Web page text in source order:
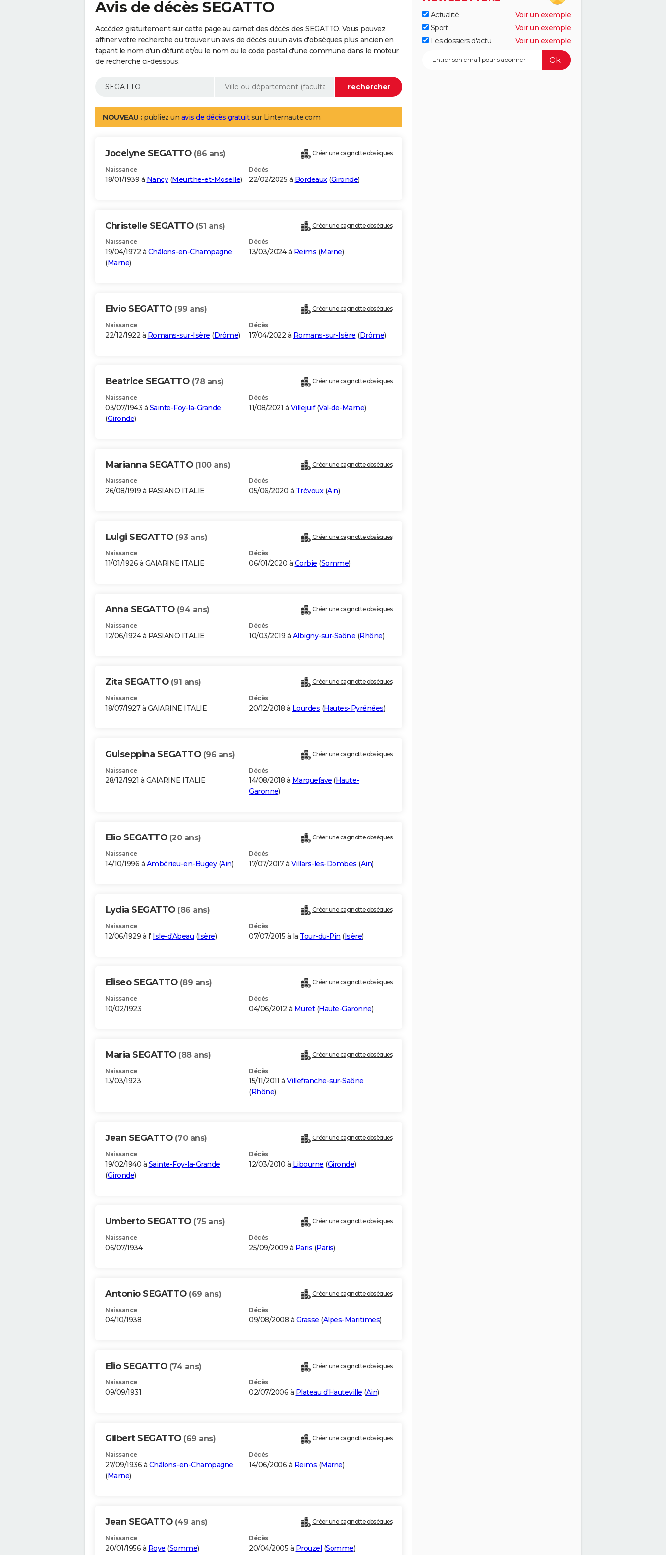
Avis de décès SEGATTO
Accédez gratuitement sur cette page au carnet des décès des SEGATTO. Vous pouvez
affiner votre recherche ou trouver un avis de décès ou un avis d'obsèques plus ancien en
tapant le nom d'un défunt et/ou le nom ou le code postal d'une commune dans le moteur
de recherche ci-dessous.
NOUVEAU : publiez un avis de décès gratuitsur Linternaute.com
Jocelyne SEGATTO (86 ans) Créer une cagnotte obsèques
Naissance
18/01/1939 à Nancy(Meurthe-et-Moselle)
Décès
22/02/2025 à Bordeaux(Gironde)
Christelle SEGATTO (51 ans) Créer une cagnotte obsèques
Naissance
19/04/1972 à Châlons-en-Champagne
(Marne)
Décès
13/03/2024 à Reims (Marne)
Elvio SEGATTO (99 ans) Créer une cagnotte obsèques
Naissance
22/12/1922 à Romans-sur-Isère (Drôme)
Décès
17/04/2022 à Romans-sur-Isère (Drôme)
Beatrice SEGATTO (78 ans) Créer une cagnotte obsèques
Naissance
03/07/1943 à Sainte-Foy-la-Grande
(Gironde)
Décès
11/08/2021 à Villejuif(Val-de-Marne)
Marianna SEGATTO (100 ans) Créer une cagnotte obsèques
Naissance
26/08/1919 à PASIANO ITALIE
Décès
05/06/2020 à Trévoux(Ain)
Luigi SEGATTO (93 ans) Créer une cagnotte obsèques
Naissance
11/01/1926 à GAIARINE ITALIE
Décès
06/01/2020 à Corbie (Somme)
Anna SEGATTO (94 ans) Créer une cagnotte obsèques
Naissance
12/06/1924 à PASIANO ITALIE
Décès
10/03/2019 à Albigny-sur-Saône (Rhône)
Zita SEGATTO (91 ans) Créer une cagnotte obsèques
Naissance
18/07/1927 à GAIARINE ITALIE
Décès
20/12/2018 à Lourdes (Hautes-Pyrénées)
Guiseppina SEGATTO (96 ans) Créer une cagnotte obsèques
Naissance
28/12/1921 à GAIARINE ITALIE
Décès
14/08/2018 à Marquefave (Haute-
Garonne)
Elio SEGATTO (20 ans) Créer une cagnotte obsèques
Naissance
14/10/1996 à Ambérieu-en-Bugey(Ain)
Décès
17/07/2017 à Villars-les-Dombes (Ain)
Lydia SEGATTO (86 ans) Créer une cagnotte obsèques
Naissance
12/06/1929 à l' Isle-d'Abeau (Isère)
Décès
07/07/2015 à la Tour-du-Pin (Isère)
Eliseo SEGATTO (89 ans) Créer une cagnotte obsèques
Naissance
10/02/1923
Décès
04/06/2012 à Muret(Haute-Garonne)
Maria SEGATTO (88 ans) Créer une cagnotte obsèques
Naissance
13/03/1923
Décès
15/11/2011 à Villefranche-sur-Saône
(Rhône)
Jean SEGATTO (70 ans) Créer une cagnotte obsèques
Naissance
19/02/1940 à Sainte-Foy-la-Grande
(Gironde)
Décès
12/03/2010 à Libourne (Gironde)
Umberto SEGATTO (75 ans) Créer une cagnotte obsèques
Naissance
06/07/1934
Décès
25/09/2009 à Paris (Paris)
Antonio SEGATTO (69 ans) Créer une cagnotte obsèques
Naissance
04/10/1938
Décès
09/08/2008 à Grasse (Alpes-Maritimes)
Elio SEGATTO (74 ans) Créer une cagnotte obsèques
Naissance
09/09/1931
Décès
02/07/2006 à Plateau d'Hauteville (Ain)
Gilbert SEGATTO (69 ans) Créer une cagnotte obsèques
Naissance
27/09/1936 à Châlons-en-Champagne
(Marne)
Décès
14/06/2006 à Reims (Marne)
Jean SEGATTO (49 ans) Créer une cagnotte obsèques
Naissance
20/01/1956 à Roye (Somme)
Décès
20/04/2005 à Prouzel (Somme)
Actualité
Voir un exemple
Sport
Voir un exemple
Les dossiers d'actu
Voir un exemple